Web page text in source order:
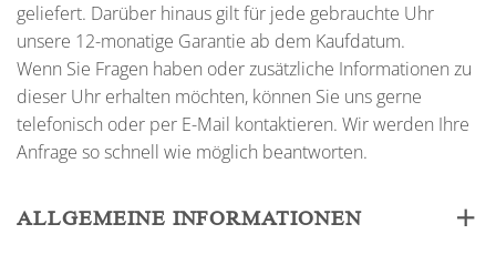
geliefert. Darüber hinaus gilt für jede gebrauchte Uhr
unsere 12-monatige Garantie ab dem Kaufdatum.
Wenn Sie Fragen haben oder zusätzliche Informationen zu
dieser Uhr erhalten möchten, können Sie uns gerne
telefonisch oder per E-Mail kontaktieren. Wir werden Ihre
Anfrage so schnell wie möglich beantworten.
ALLGEMEINE INFORMATIONEN